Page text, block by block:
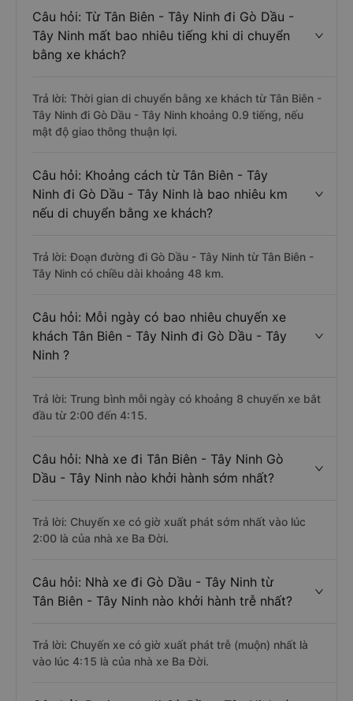
Câu hỏi: Từ Tân Biên - Tây Ninh đi Gò Dầu -
Tây Ninh mất bao nhiêu tiếng khi di chuyển
bằng xe khách?
Trả lời: Thời gian di chuyển bằng xe khách từ Tân Biên -
Tây Ninh đi Gò Dầu - Tây Ninh khoảng 0.9 tiếng, nếu
mật độ giao thông thuận lợi.
Câu hỏi: Khoảng cách từ Tân Biên - Tây
Ninh đi Gò Dầu - Tây Ninh là bao nhiêu km
nếu di chuyển bằng xe khách?
Trả lời: Đoạn đường đi Gò Dầu - Tây Ninh từ Tân Biên -
Tây Ninh có chiều dài khoảng 48 km.
Câu hỏi: Mỗi ngày có bao nhiêu chuyến xe
khách Tân Biên - Tây Ninh đi Gò Dầu - Tây
Ninh ?
Trả lời: Trung bình mỗi ngày có khoảng 8 chuyến xe bắt
đầu từ 2:00 đến 4:15.
Câu hỏi: Nhà xe đi Tân Biên - Tây Ninh Gò
Dầu - Tây Ninh nào khởi hành sớm nhất?
Trả lời: Chuyến xe có giờ xuất phát sớm nhất vào lúc
2:00 là của nhà xe Ba Đời.
Câu hỏi: Nhà xe đi Gò Dầu - Tây Ninh từ
Tân Biên - Tây Ninh nào khởi hành trễ nhất?
Trả lời: Chuyến xe có giờ xuất phát trễ (muộn) nhất là
vào lúc 4:15 là của nhà xe Ba Đời.